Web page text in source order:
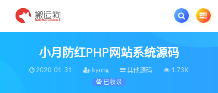
欢迎您光临搬运狗资源网，本站秉承服务宗旨 履行“站长”责任，销售只是起点 服
小月防红PHP网站系统源码
2020-01-31 kyong 其他源码
1.73K
已收录